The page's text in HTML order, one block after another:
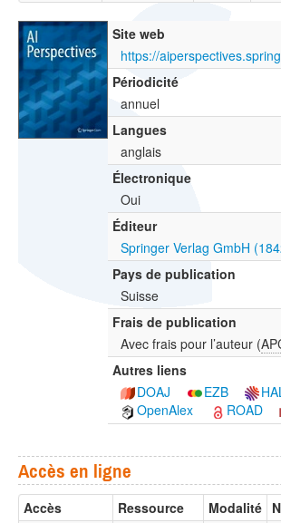
Site web
https://
Périodicité
annuel
Langues
anglais
Électronique
Oui
Éditeur
Springer Verlag GmbH
Pays de publication
Suisse
Frais de publication
Avec frais pour l’auteur (
Autres liens
DOAJ
EZB
OpenAlex
ROAD
Accès en ligne
Accès Ressource Modalité